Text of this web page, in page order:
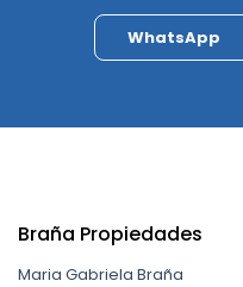
WhatsApp
Braña Propiedades
Maria Gabriela Braña